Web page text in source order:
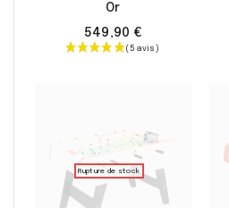
Or
549,90 €
Rupture de stock